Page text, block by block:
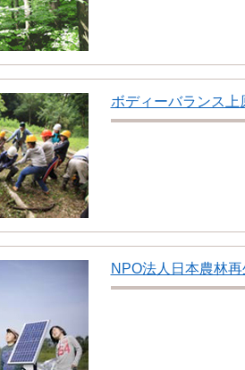
ボディーバランス上
NPO法人日本農林